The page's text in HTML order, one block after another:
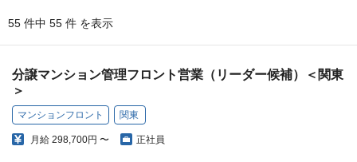
55 件中 55 件 を表示
分譲マンション管理フロント営業（リーダー候補）＜関東
＞
マンションフロント 関東
月給 298,700円 〜 正社員